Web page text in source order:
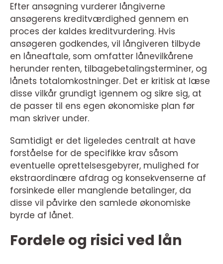
Efter ansøgning vurderer långiverne
ansøgerens kreditværdighed gennem en
proces der kaldes kreditvurdering. Hvis
ansøgeren godkendes, vil långiveren tilbyde
en låneaftale, som omfatter lånevilkårene
herunder renten, tilbagebetalingsterminer, og
lånets totalomkostninger. Det er kritisk at læse
disse vilkår grundigt igennem og sikre sig, at
de passer til ens egen økonomiske plan før
man skriver under.
Samtidigt er det ligeledes centralt at have
forståelse for de specifikke krav såsom
eventuelle oprettelsesgebyrer, mulighed for
ekstraordinære afdrag og konsekvenserne af
forsinkede eller manglende betalinger, da
disse vil påvirke den samlede økonomiske
byrde af lånet.
Fordele og risici ved lån